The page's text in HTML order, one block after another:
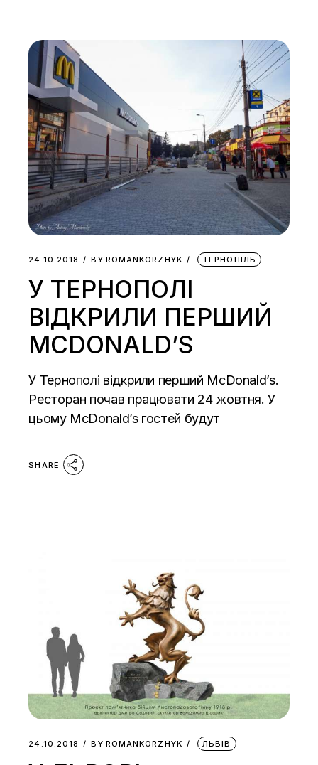
24.10.2018 BY ROMANKORZHYK ТЕРНОПІЛЬ
У ТЕРНОПОЛІ
ВІДКРИЛИ ПЕРШИЙ
MCDONALD’S
У Тернополі відкрили перший McDonald’s.
Ресторан почав працювати 24 жовтня. У
цьому McDonald’s гостей будут
SHARE
24.10.2018 BY ROMANKORZHYK ЛЬВІВ